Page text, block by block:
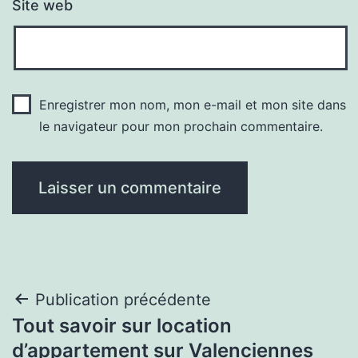
Site web
Enregistrer mon nom, mon e-mail et mon site dans
le navigateur pour mon prochain commentaire.
Navigation
de
Publication précédente
Tout savoir sur location
d’appartement sur Valenciennes